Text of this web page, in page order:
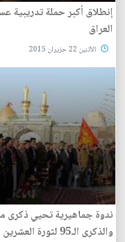
العراق
الأثنين 22 حزيران 2015
ندوة جماهيرية تحيي ذكرى
والذكرى الـ95 لثورة العشرين